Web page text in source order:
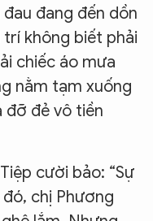
đang đến dồn
trí không biết phải
chiếc áo mưa
nằm tạm xuống
đỡ đẻ vô tiền
cười bảo: “Sự
chị Phương